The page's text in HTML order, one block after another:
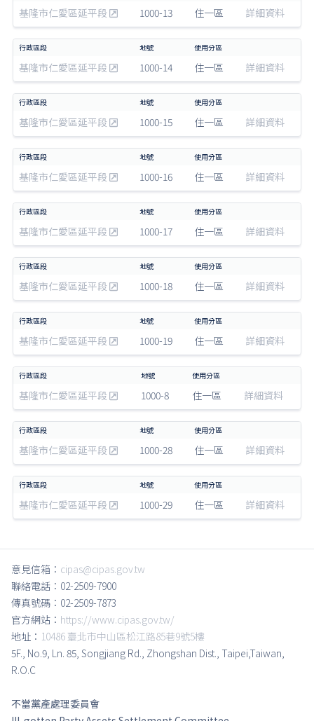
基隆市仁愛區延平段 1000-13 住一區 詳細資料
基隆市仁愛區延平段 1000-14 住一區 詳細資料
基隆市仁愛區延平段 1000-15 住一區 詳細資料
基隆市仁愛區延平段 1000-16 住一區 詳細資料
基隆市仁愛區延平段 1000-17 住一區 詳細資料
基隆市仁愛區延平段 1000-18 住一區 詳細資料
基隆市仁愛區延平段 1000-19 住一區 詳細資料
基隆市仁愛區延平段 1000-8 住一區 詳細資料
基隆市仁愛區延平段 1000-28 住一區 詳細資料
基隆市仁愛區延平段 1000-29 住一區 詳細資料
意見信箱： cipas@cipas.gov.tw
聯絡電話：02-2509-7900
傳真號碼：02-2509-7873
官方網站： https://www.cipas.gov.tw/
地址： 10486 臺北市中山區松江路85巷9號5樓
5F., No.9, Ln. 85, Songjiang Rd., Zhongshan Dist., Taipei,Taiwan,
R.O.C
不當黨產處理委員會